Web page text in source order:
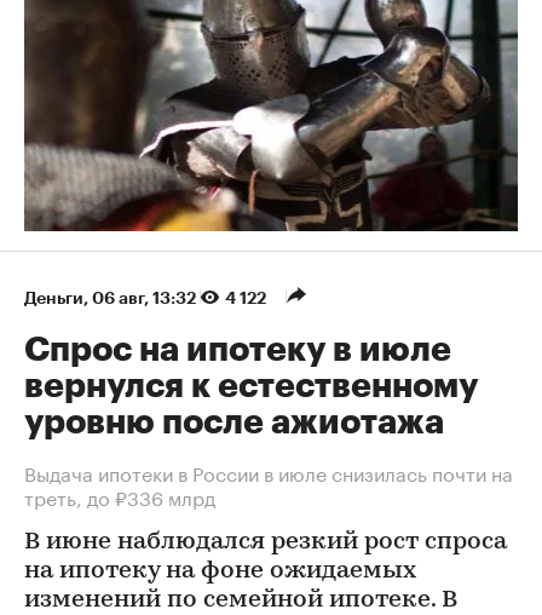
Деньги⁠, 06 авг, 13:32 4 122
Спрос на ипотеку в июле
вернулся к естественному
уровню после ажиотажа
Выдача ипотеки в России в июле снизилась почти на
треть, до ₽336 млрд
В июне наблюдался резкий рост спроса
на ипотеку на фоне ожидаемых
изменений по семейной ипотеке. В